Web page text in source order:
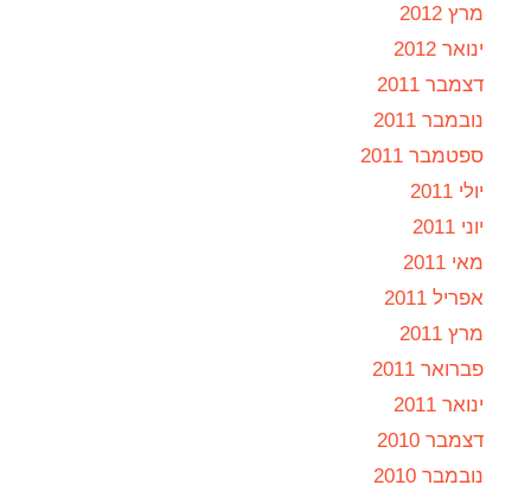
מרץ 2012
ינואר 2012
דצמבר 2011
נובמבר 2011
ספטמבר 2011
יולי 2011
יוני 2011
מאי 2011
אפריל 2011
מרץ 2011
פברואר 2011
ינואר 2011
דצמבר 2010
נובמבר 2010